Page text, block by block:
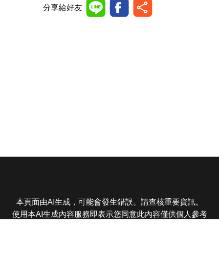
分享給好友
本頁面由AI生成，可能會發生錯誤。請查核重要資訊。
使用本AI生成內容服務即表示您同意此內容僅供個人參考